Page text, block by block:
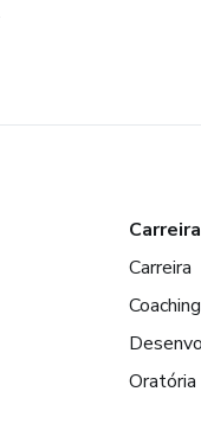
Carreira
Coaching
Oratória